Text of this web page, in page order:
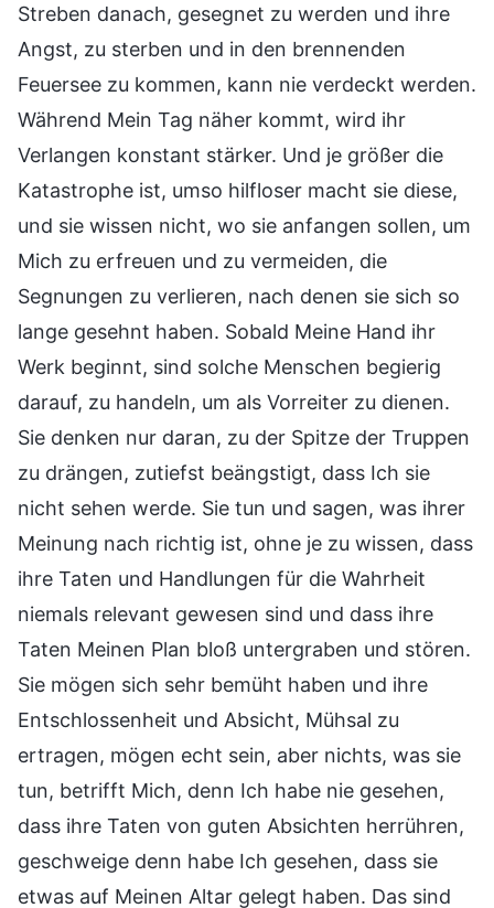
Streben danach, gesegnet zu werden und ihre
Angst, zu sterben und in den brennenden
Feuersee zu kommen, kann nie verdeckt werden.
Während Mein Tag näher kommt, wird ihr
Verlangen konstant stärker. Und je größer die
Katastrophe ist, umso hilfloser macht sie diese,
und sie wissen nicht, wo sie anfangen sollen, um
Mich zu erfreuen und zu vermeiden, die
Segnungen zu verlieren, nach denen sie sich so
lange gesehnt haben. Sobald Meine Hand ihr
Werk beginnt, sind solche Menschen begierig
darauf, zu handeln, um als Vorreiter zu dienen.
Sie denken nur daran, zu der Spitze der Truppen
zu drängen, zutiefst beängstigt, dass Ich sie
nicht sehen werde. Sie tun und sagen, was ihrer
Meinung nach richtig ist, ohne je zu wissen, dass
ihre Taten und Handlungen für die Wahrheit
niemals relevant gewesen sind und dass ihre
Taten Meinen Plan bloß untergraben und stören.
Sie mögen sich sehr bemüht haben und ihre
Entschlossenheit und Absicht, Mühsal zu
ertragen, mögen echt sein, aber nichts, was sie
tun, betrifft Mich, denn Ich habe nie gesehen,
dass ihre Taten von guten Absichten herrühren,
geschweige denn habe Ich gesehen, dass sie
etwas auf Meinen Altar gelegt haben. Das sind